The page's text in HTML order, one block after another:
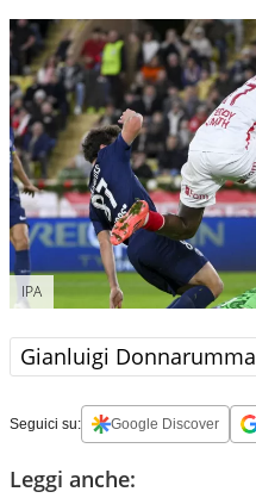
IPA
Gianluigi Donnarumma
Seguici su: Google Discover
Leggi anche: